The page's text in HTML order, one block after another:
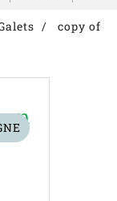
copy of